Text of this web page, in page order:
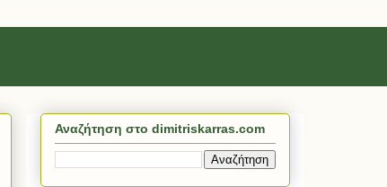
Αναζήτηση στο dimitriskarras.com